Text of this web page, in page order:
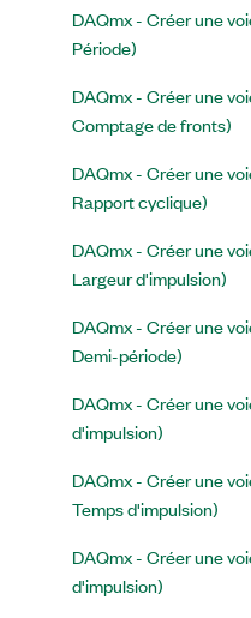
DAQmx - Créer une
Période)
DAQmx - Créer une
Comptage de fronts)
DAQmx - Créer une
Rapport cyclique)
DAQmx - Créer une
Largeur d'impulsion)
DAQmx - Créer une
Demi-période)
DAQmx - Créer une
d'impulsion)
DAQmx - Créer une
Temps d'impulsion)
DAQmx - Créer une
d'impulsion)